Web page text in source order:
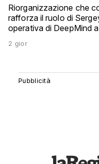
Riorganizzazione che
rafforza il ruolo di
operativa di DeepMind
2 gior